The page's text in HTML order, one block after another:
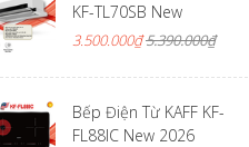
KF-TL70SB New
3.500.000₫5.390.000₫
Bếp Điện Từ KAFF KF-
FL88IC New 2026